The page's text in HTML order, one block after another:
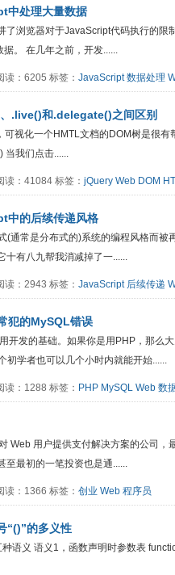
中处理大量数据
了浏览器对于JavaScript代码执行的
。 在几年之前，开发......
：6205 标签： JavaScript 数据处理
.live()和.delegate()之间区别
可视化一个HMTL文档的DOM树是很
当我们点击......
：41084 标签： jQuery Web DOM
中的后续传递风格
(通常是分布式的)系统的编程风格而
十有八九帮我消减掉了一......
：2943 标签： JavaScript 后续传递
犯的MySQL错误
开发的基础。如果你是用PHP，那么
初学者也可以几个小时内就能开始......
：1288 标签： PHP MySQL Web 数
Web 用户提供支付解决方案的公司
至最初的一笔投资也是通......
：1366 标签： 创业 Web 程序员
“()”的多义性
语义 语义1，函数声明时参数表